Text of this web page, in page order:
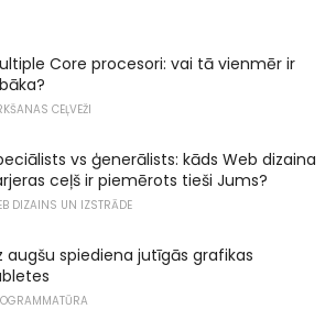
Core procesori: vai tā vienmēr ir
CEĻVEŽI
vs ģenerālists: kāds Web dizaina
ceļš ir piemērots tieši Jums?
DIZAINS UN IZSTRĀDE
augšu spiediena jutīgās grafikas